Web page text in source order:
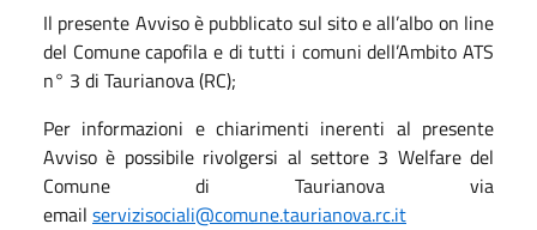
Il presente Avviso è pubblicato sul sito e all’albo on line
del Comune capofila e di tutti i comuni dell’Ambito ATS
n° 3 di Taurianova (RC);
Per informazioni e chiarimenti inerenti al presente
Avviso è possibile rivolgersi al settore 3 Welfare del
Comune di Taurianova via
email servizisociali@comune.taurianova.rc.it